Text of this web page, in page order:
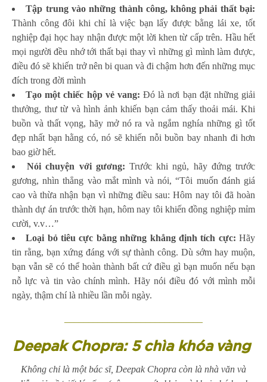
Tập trung vào những thành công, không phải thất bại:
Thành công đôi khi chỉ là việc bạn lấy được bằng lái xe, tốt
nghiệp đại học hay nhận được một lời khen từ cấp trên. Hầu hết
mọi người đều nhớ tới thất bại thay vì những gì mình làm được,
điều đó sẽ khiến trở nên bi quan và đi chậm hơn đến những mục
đích trong đời mình
Tạo một chiếc hộp vẻ vang: Đó là nơi bạn đặt những giải
thưởng, thư từ và hình ảnh khiến bạn cảm thấy thoải mái. Khi
buồn và thất vọng, hãy mở nó ra và ngắm nghía những gì tốt
đẹp nhất bạn hằng có, nó sẽ khiến nỗi buồn bay nhanh đi hơn
bao giờ hết.
Nói chuyện với gương: Trước khi ngủ, hãy đứng trước
gương, nhìn thẳng vào mắt mình và nói, “Tôi muốn đánh giá
cao và thừa nhận bạn vì những điều sau: Hôm nay tôi đã hoàn
thành dự án trước thời hạn, hôm nay tôi khiến đồng nghiệp mỉm
cười, v.v…”
Loại bỏ tiêu cực bằng những khẳng định tích cực: Hãy
tin rằng, bạn xứng đáng với sự thành công. Dù sớm hay muộn,
bạn vẫn sẽ có thể hoàn thành bất cứ điều gì bạn muốn nếu bạn
nỗ lực và tin vào chính mình. Hãy nói điều đó với mình mỗi
ngày, thậm chí là nhiều lần mỗi ngày.
Deepak Chopra: 5 chìa khóa vàng
Không chỉ là một bác sĩ, Deepak Chopra còn là nhà văn và